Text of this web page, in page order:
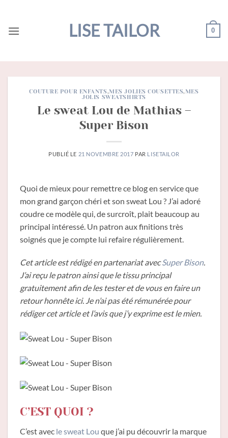
contenu
LISE TAILOR 0
COUTURE POUR ENFANTS,MES JOLIES COUSETTES,MES
JOLIS SWEATSHIRTS
Le sweat Lou de Mathias –
Super Bison
PUBLIÉ LE 21 NOVEMBRE 2017 PAR LISETAILOR
Quoi de mieux pour remettre ce blog en service que
mon grand garçon chéri et son sweat Lou ? J’ai adoré
coudre ce modèle qui, de surcroît, plait beaucoup au
principal intéressé. Un patron aux finitions très
soignés que je compte lui refaire régulièrement.
Cet article est rédigé en partenariat avecSuper Bison.
J’ai reçu le patron ainsi que le tissu principal
gratuitement afin de les tester et de vous en faire un
retour honnête ici. Je n’ai pas été rémunérée pour
rédiger cet article et l’avis que j’y exprime est le mien.
C’EST QUOI ?
C’est avec le sweat Lou que j’ai pu découvrir la marque